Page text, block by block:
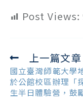
Post Views:
Read
more
articles
上一篇文章
國立臺灣師範大學
於公館校區辦理「
生半日體驗營，鼓